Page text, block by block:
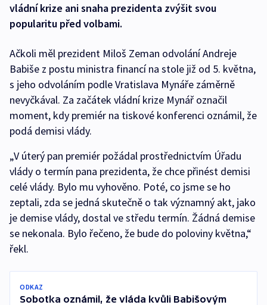
vládní krize ani snaha prezidenta zvýšit svou
popularitu před volbami.
Ačkoli měl prezident Miloš Zeman odvolání Andreje
Babiše z postu ministra financí na stole již od 5. května,
s jeho odvoláním podle Vratislava Mynáře záměrně
nevyčkával. Za začátek vládní krize Mynář označil
moment, kdy premiér na tiskové konferenci oznámil, že
podá demisi vlády.
„V úterý pan premiér požádal prostřednictvím Úřadu
vlády o termín pana prezidenta, že chce přinést demisi
celé vlády. Bylo mu vyhověno. Poté, co jsme se ho
zeptali, zda se jedná skutečně o tak významný akt, jako
je demise vlády, dostal ve středu termín. Žádná demise
se nekonala. Bylo řečeno, že bude do poloviny května,“
řekl.
ODKAZ
Sobotka oznámil, že vláda kvůli Babišovým